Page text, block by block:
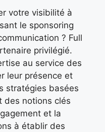
votre visibilité à
le sponsoring
? Full
privilégié.
au service des
leur présence et
stratégies basées
des notions clés
et la
à établir des